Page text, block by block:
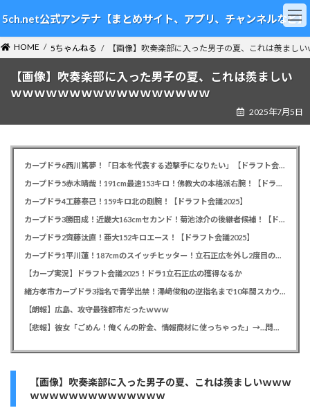
ン
テ
ン
ツ
ビ
ゲ
ー
シ
5ch.net公式アンテナ【まとめサイト、アプリ、チャンネルなど】
HOME 5ちゃんねる 【画像】吹奏楽部に入った男子の夏、これは羨まし
【画像】吹奏楽部に入った男子の夏、これは羨ましい
ｗｗｗｗｗｗｗｗｗｗｗｗｗｗｗｗｗ
2025年7月5日
カープドラ6西川篤夢！「日本を代表する遊撃手になりたい」【ドラフト会議2025】
カープドラ5赤木晴哉！191cm最速153キロ！佛教大の本格派右腕！【ドラフト会議2025】
カープドラ4工藤泰己！159キロ北の剛腕！【ドラフト会議2025】
カープドラ3勝田成！近畿大163cmセカンド！菊池涼介の後継者候補！【ドラフト会議2025】
カープドラ2齊藤汰直！亜大152キロエース！【ドラフト会議2025】
カープドラ1平川蓮！187cmのスイッチヒッター！立石正広を外し2度目の重複も新井監督がクジを引き当てる！【ドラフト会議2025】
【カープ実況】ドラフト会議2025！ドラ1立石正広の獲得なるか
緒方孝市カープドラ3指名で青学出禁！澤﨑俊和の逆指名まで10年間スカウト出禁
【朗報】広島、攻守最強都市だったｗｗｗ
【悲報】彼女「ごめん！俺くんの貯金、情報商材に使っちゃった」→…問い詰めたらギャン泣きされたんだが俺が悪いのか？
【画像】吹奏楽部に入った男子の夏、これは羨ましいｗｗｗ
ｗｗｗｗｗｗｗｗｗｗｗｗｗｗ